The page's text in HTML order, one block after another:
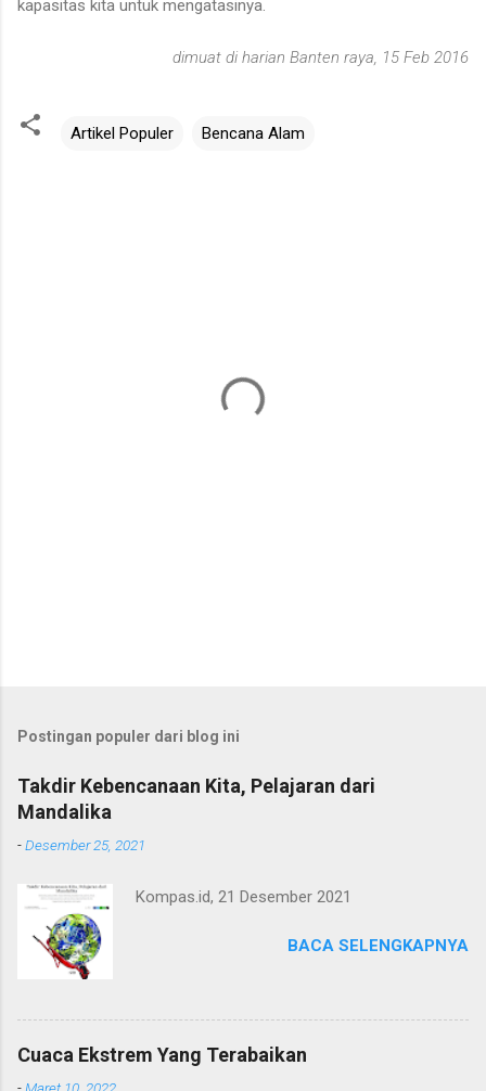
kapasitas kita untuk mengatasinya.
dimuat di harian Banten raya, 15 Feb 2016
Artikel Populer Bencana Alam
Postingan populer dari blog ini
Takdir Kebencanaan Kita, Pelajaran dari
Mandalika
-Desember 25, 2021
Kompas.id, 21 Desember 2021
BACA SELENGKAPNYA
Cuaca Ekstrem Yang Terabaikan